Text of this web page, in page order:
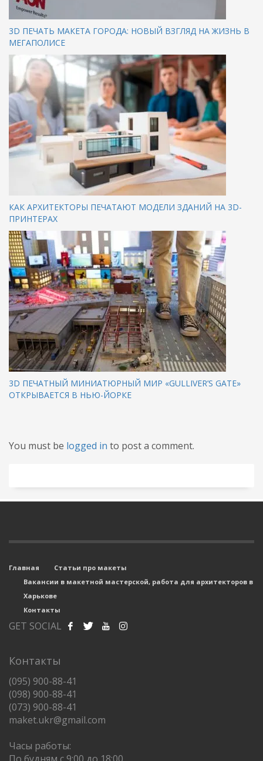
3D ПЕЧАТЬ МАКЕТА ГОРОДА: НОВЫЙ ВЗГЛЯД НА ЖИЗНЬ В
МЕГАПОЛИСЕ
КАК АРХИТЕКТОРЫ ПЕЧАТАЮТ МОДЕЛИ ЗДАНИЙ НА 3D-
ПРИНТЕРАХ
3D ПЕЧАТНЫЙ МИНИАТЮРНЫЙ МИР «GULLIVER’S GATE»
ОТКРЫВАЕТСЯ В НЬЮ-ЙОРКЕ
You must be logged in to post a comment.
Главная
Статьи про макеты
Вакансии в макетной мастерской, работа для архитекторов в
Харькове
Контакты
GET SOCIAL
Контакты
(095) 900-88-41
(098) 900-88-41
(073) 900-88-41
maket.ukr@gmail.com
Часы работы: